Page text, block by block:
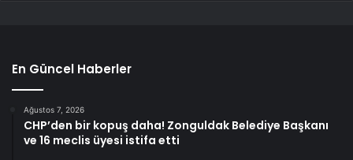
En Güncel Haberler
Ağustos 7, 2026
CHP’den bir kopuş daha! Zonguldak Belediye Başkanı
ve 16 meclis üyesi istifa etti